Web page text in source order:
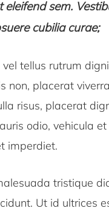
sem.
cubilia curae;
tellus rutrum
non, placerat
risus, placerat
odio, vehicula
imperdiet.
tristique
Ut id ultrices